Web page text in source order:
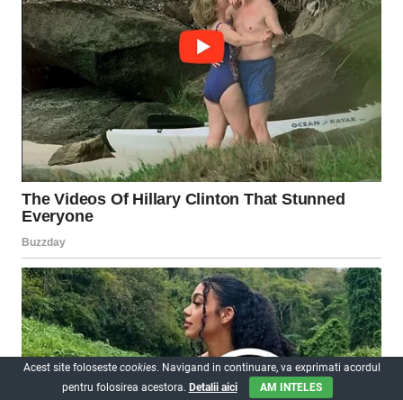
Acest site foloseste cookies. Navigand in continuare, va exprimati acordul
pentru folosirea acestora. Detalii aici AM INTELES